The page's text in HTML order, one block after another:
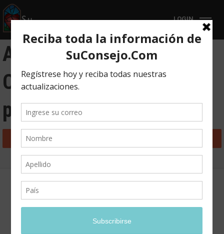
LOGIN
Abuso Sexual Infantil
Capítulo 6: Raíz del
problema